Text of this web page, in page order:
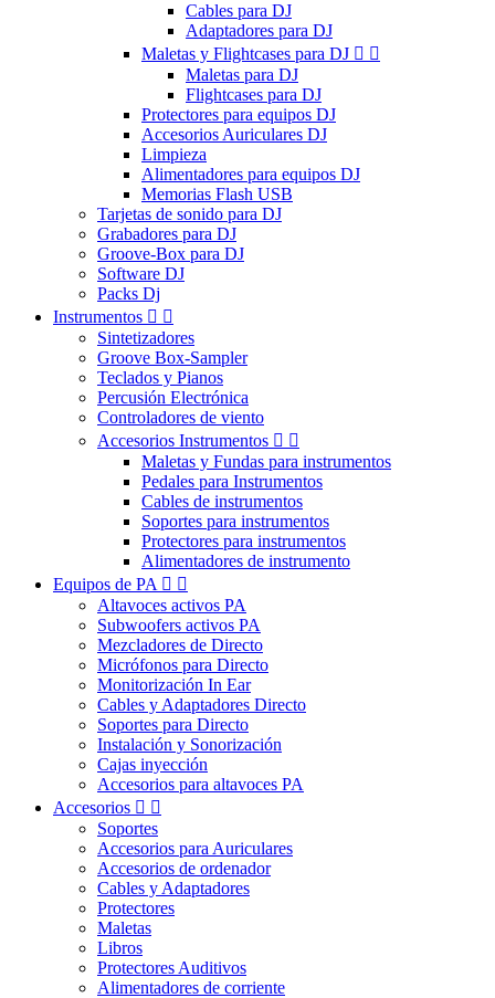
Cables para DJ
Adaptadores para DJ
Maletas y Flightcases para DJ  
Maletas para DJ
Flightcases para DJ
Protectores para equipos DJ
Accesorios Auriculares DJ
Limpieza
Alimentadores para equipos DJ
Memorias Flash USB
Tarjetas de sonido para DJ
Grabadores para DJ
Groove-Box para DJ
Software DJ
Packs Dj
Instrumentos  
Sintetizadores
Groove Box-Sampler
Teclados y Pianos
Percusión Electrónica
Controladores de viento
Accesorios Instrumentos  
Maletas y Fundas para instrumentos
Pedales para Instrumentos
Cables de instrumentos
Soportes para instrumentos
Protectores para instrumentos
Alimentadores de instrumento
Equipos de PA  
Altavoces activos PA
Subwoofers activos PA
Mezcladores de Directo
Micrófonos para Directo
Monitorización In Ear
Cables y Adaptadores Directo
Soportes para Directo
Instalación y Sonorización
Cajas inyección
Accesorios para altavoces PA
Accesorios  
Soportes
Accesorios para Auriculares
Accesorios de ordenador
Cables y Adaptadores
Protectores
Maletas
Libros
Protectores Auditivos
Alimentadores de corriente